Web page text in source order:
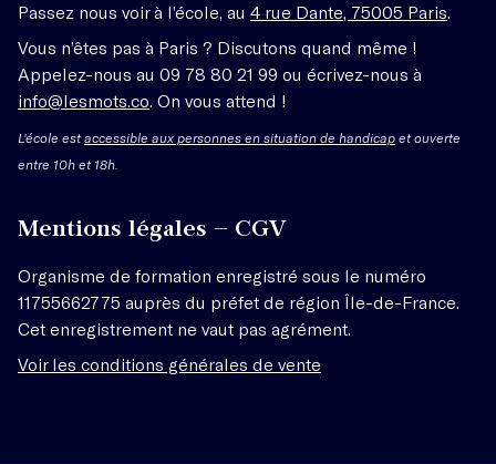
Passez nous voir à l’école, au 4 rue Dante, 75005 Paris.
Vous n’êtes pas à Paris ? Discutons quand même !
Appelez-nous au 09 78 80 21 99 ou écrivez-nous à
info@lesmots.co. On vous attend !
L'école estaccessible aux personnes en situation de handicap et ouverte
entre 10h et 18h.
Mentions légales – CGV
Organisme de formation enregistré sous le numéro
11755662775 auprès du préfet de région Île-de-France.
Cet enregistrement ne vaut pas agrément.
Voir les conditions générales de vente